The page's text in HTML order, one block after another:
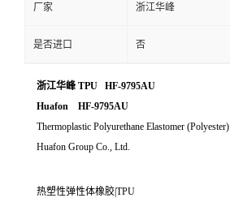
厂家 浙江华峰
是否进口 否
浙江华峰 TPU HF-9795AU
Huafon HF-9795AU
Thermoplastic Polyurethane Elastomer (Polyester)
Huafon Group Co., Ltd.
热塑性弹性体橡胶|TPU